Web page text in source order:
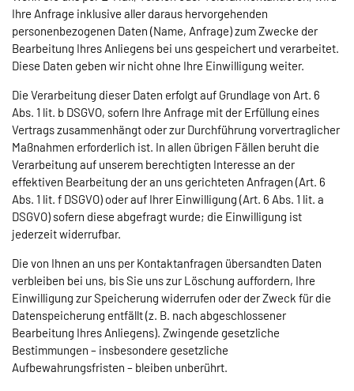
Ihre Anfrage inklusive aller daraus hervorgehenden
personenbezogenen Daten (Name, Anfrage) zum Zwecke der
Bearbeitung Ihres Anliegens bei uns gespeichert und verarbeitet.
Diese Daten geben wir nicht ohne Ihre Einwilligung weiter.
Die Verarbeitung dieser Daten erfolgt auf Grundlage von Art. 6
Abs. 1 lit. b DSGVO, sofern Ihre Anfrage mit der Erfüllung eines
Vertrags zusammenhängt oder zur Durchführung vorvertraglicher
Maßnahmen erforderlich ist. In allen übrigen Fällen beruht die
Verarbeitung auf unserem berechtigten Interesse an der
effektiven Bearbeitung der an uns gerichteten Anfragen (Art. 6
Abs. 1 lit. f DSGVO) oder auf Ihrer Einwilligung (Art. 6 Abs. 1 lit. a
DSGVO) sofern diese abgefragt wurde; die Einwilligung ist
jederzeit widerrufbar.
Die von Ihnen an uns per Kontaktanfragen übersandten Daten
verbleiben bei uns, bis Sie uns zur Löschung auffordern, Ihre
Einwilligung zur Speicherung widerrufen oder der Zweck für die
Datenspeicherung entfällt (z. B. nach abgeschlossener
Bearbeitung Ihres Anliegens). Zwingende gesetzliche
Bestimmungen – insbesondere gesetzliche
Aufbewahrungsfristen – bleiben unberührt.